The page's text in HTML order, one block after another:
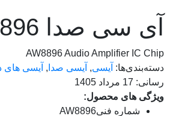
آی سی صدا AW8896
AW8896 Audio Amplifier IC Chip
دسته‌بندی‌ها:آیسی, آیسی صدا,آیسی های
رسانی: 17 مرداد 1405
ویژگی های محصول:
شماره فنیAW8896